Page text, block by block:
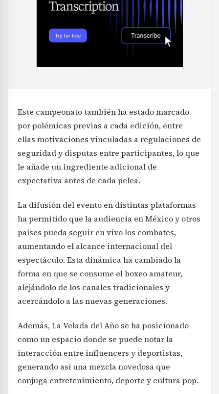
Este campeonato también ha estado marcado
por polémicas previas a cada edición, entre
ellas motivaciones vinculadas a regulaciones de
seguridad y disputas entre participantes, lo que
le añade un ingrediente adicional de
expectativa antes de cada pelea.
La difusión del evento en distintas plataformas
ha permitido que la audiencia en México y otros
países pueda seguir en vivo los combates,
aumentando el alcance internacional del
espectáculo. Esta dinámica ha cambiado la
forma en que se consume el boxeo amateur,
alejándolo de los canales tradicionales y
acercándolo a las nuevas generaciones.
Además, La Velada del Año se ha posicionado
como un espacio donde se puede notar la
interacción entre influencers y deportistas,
generando así una mezcla novedosa que
conjuga entretenimiento, deporte y cultura pop.